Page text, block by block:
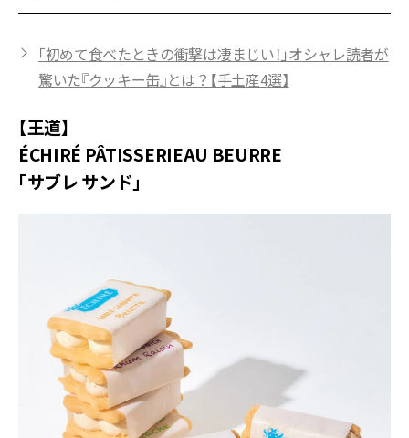
「初めて食べたときの衝撃は凄まじい！」オシャレ読者が
驚いた『クッキー缶』とは？【手土産4選】
【王道】
ÉCHIRÉ PÂTISSERIEAU BEURRE
「サブレ サンド」